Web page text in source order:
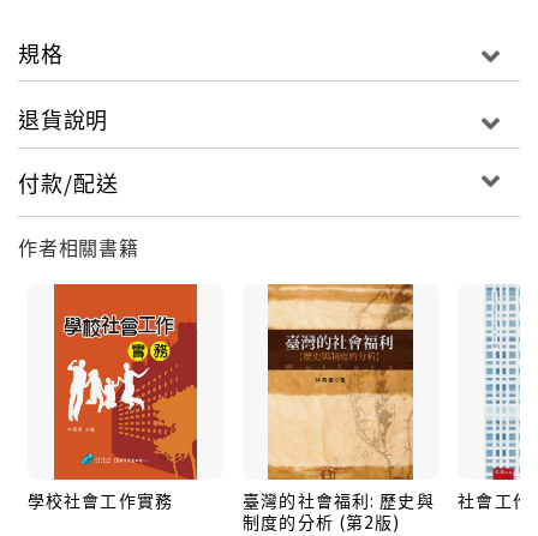
規格
退貨說明
付款/配送
作者相關書籍
學校社會工作實務
臺灣的社會福利: 歷史與
制度的分析 (第2版)
社會工作